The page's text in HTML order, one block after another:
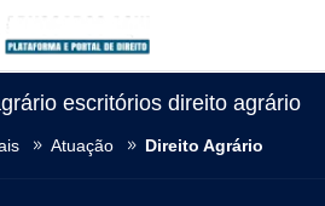
escritórios direito agrário
Atuação Direito Agrário